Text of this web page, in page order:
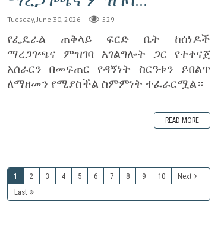
Tuesday, June 30, 2026 529
‎የፌዴራል ጠቅላይ ፍርድ ቤት ከሰነዶች
ማረጋገጫና ምዝገባ አገልግሎት ጋር የተቀናጀ
አሰራርን በመፍጠር የዳኝነት ስርዓቱን ይበልጥ
ለማዘመን የሚያስችል ስምምነት ተፈራርሟል።
READ MORE
1 2 3 4 5 6 7 8 9 10
Next
Last